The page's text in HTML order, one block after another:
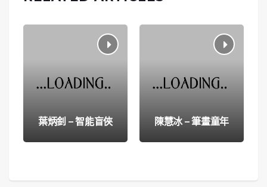
葉炳釗 – 智能盲俠 陳慧冰 – 筆畫童年